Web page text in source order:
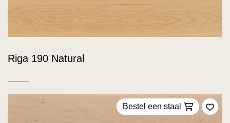
Riga 190 Natural
Bestel een staal